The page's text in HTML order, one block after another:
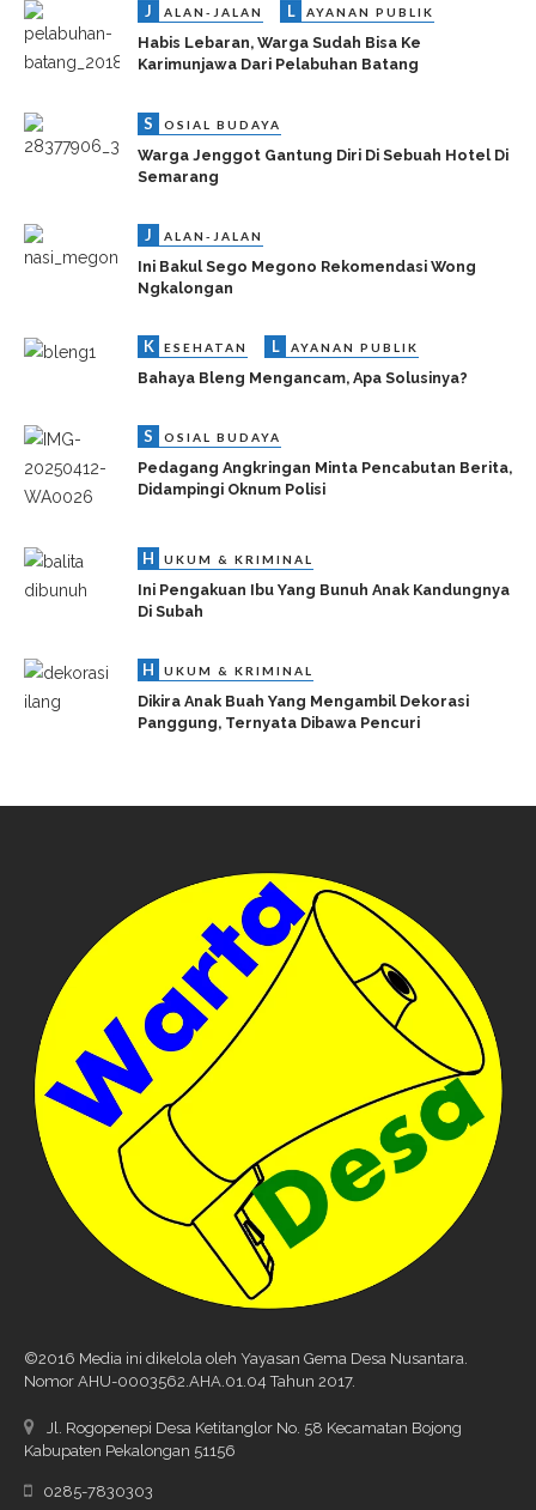
J ALAN-JALAN L AYANAN PUBLIK
Habis Lebaran, Warga Sudah Bisa Ke
Karimunjawa Dari Pelabuhan Batang
S OSIAL BUDAYA
Warga Jenggot Gantung Diri Di Sebuah Hotel Di
Semarang
J ALAN-JALAN
Ini Bakul Sego Megono Rekomendasi Wong
Ngkalongan
K ESEHATAN L AYANAN PUBLIK
Bahaya Bleng Mengancam, Apa Solusinya?
S OSIAL BUDAYA
Pedagang Angkringan Minta Pencabutan Berita,
Didampingi Oknum Polisi
H UKUM & KRIMINAL
Ini Pengakuan Ibu Yang Bunuh Anak Kandungnya
Di Subah
H UKUM & KRIMINAL
Dikira Anak Buah Yang Mengambil Dekorasi
Panggung, Ternyata Dibawa Pencuri
©2016 Media ini dikelola oleh Yayasan Gema Desa Nusantara.
Nomor AHU-0003562.AHA.01.04 Tahun 2017.
Jl. Rogopenepi Desa Ketitanglor No. 58 Kecamatan Bojong
Kabupaten Pekalongan 51156
0285-7830303